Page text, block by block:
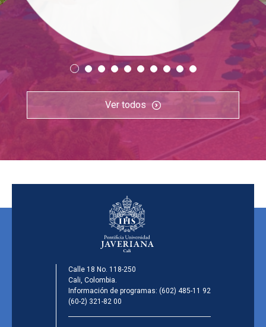
Ver todos
Calle 18 No. 118-250
Cali, Colombia.
Información de programas: (602) 485-11 92
(60-2) 321-82 00